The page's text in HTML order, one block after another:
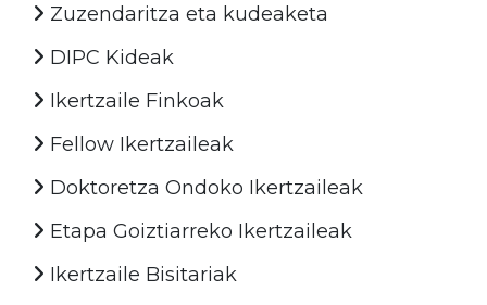
Zuzendaritza eta kudeaketa
DIPC Kideak
Ikertzaile Finkoak
Fellow Ikertzaileak
Doktoretza Ondoko Ikertzaileak
Etapa Goiztiarreko Ikertzaileak
Ikertzaile Bisitariak